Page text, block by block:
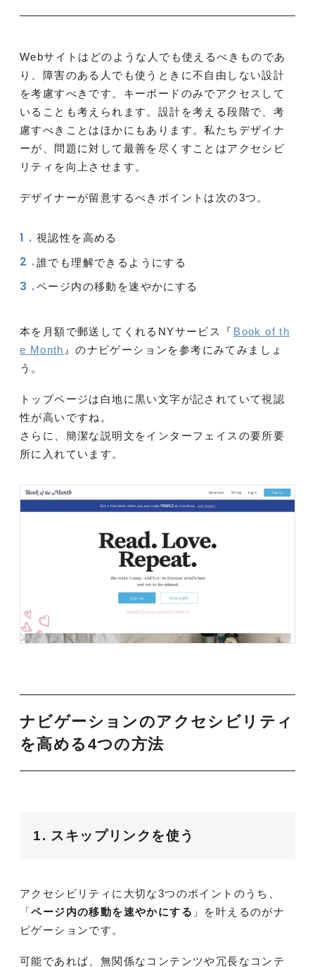
Webサイトはどのような人でも使えるべきものであ
り、障害のある人でも使うときに不自由しない設計
を考慮すべきです。キーボードのみでアクセスして
いることも考えられます。設計を考える段階で、考
慮すべきことはほかにもあります。私たちデザイナ
ーが、問題に対して最善を尽くすことはアクセシビ
リティを向上させます。
デザイナーが留意するべきポイントは次の3つ。
視認性を高める
誰でも理解できるようにする
ページ内の移動を速やかにする
本を月額で郵送してくれるNYサービス『 Book of th
e Month 』のナビゲーションを参考にみてみましょ
う。
トップページは白地に黒い文字が記されていて視認
性が高いですね。
さらに、簡潔な説明文をインターフェイスの要所要
所に入れています。
ナビゲーションのアクセシビリティ
を高める4つの方法
1. スキップリンクを使う
アクセシビリティに大切な3つのポイントのうち、
「ページ内の移動を速やかにする 」を叶えるのがナ
ビゲーションです。
可能であれば、無関係なコンテンツや冗長なコンテ